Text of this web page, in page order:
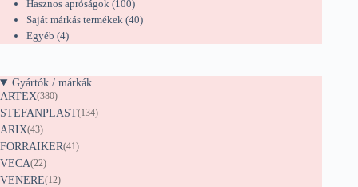
Hasznos apróságok 100100
termék
Saját márkás termékek 4040
Egyéb 44
Gyártók / márkák
ARTEX(380)
STEFANPLAST(134)
ARIX(43)
FORRAIKER(41)
VECA(22)
VENERE(12)